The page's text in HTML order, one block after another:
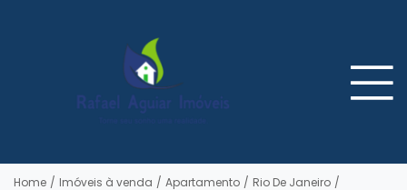
Home / Imóveis à venda / Apartamento / Rio De Janeiro /